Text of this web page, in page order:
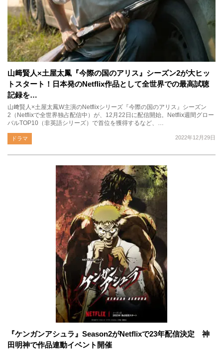
山﨑賢人×土屋太鳳『今際の国のアリス』シーズン2が大ヒッ
トスタート！日本発のNetflix作品として全世界での最高試聴
記録を…
山﨑賢人×土屋太鳳W主演のNetflixシリーズ『今際の国のアリス』シーズン
2（Netflixで全世界独占配信中）が、12月22日に配信開始。Netflix週間グロー
バルTOP10（非英語シリーズ）で首位を獲得するなど、…
2022年12月29日
ドラマ
『ケンガンアシュラ』Season2がNetflixで23年配信決定 神
田明神で作品連動イベント開催